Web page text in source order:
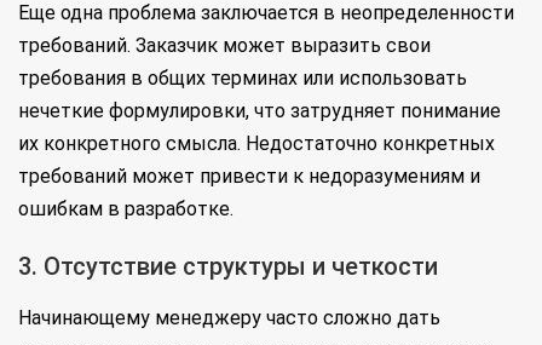
Еще одна проблема заключается в неопределенности
требований. Заказчик может выразить свои
требования в общих терминах или использовать
нечеткие формулировки, что затрудняет понимание
их конкретного смысла. Недостаточно конкретных
требований может привести к недоразумениям и
ошибкам в разработке.
3. Отсутствие структуры и четкости
Начинающему менеджеру часто сложно дать